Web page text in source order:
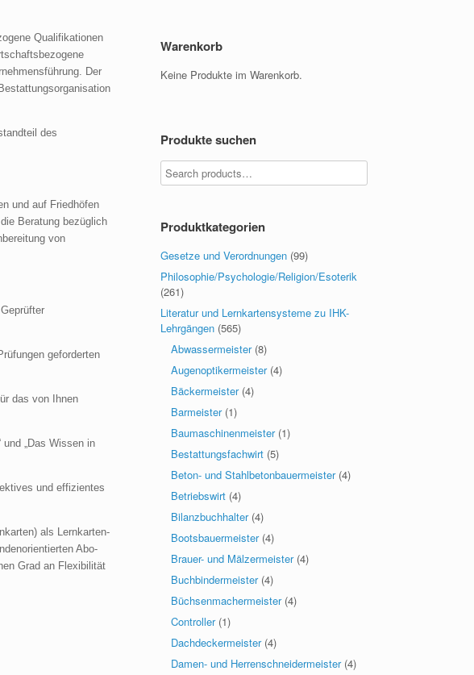
Qualifikationen
Der
des
und auf Friedhöfen
Beratung bezüglich
von
geforderten
das von Ihnen
„Das Wissen in
und effizientes
als Lernkarten-
Abo-
Grad an Flexibilität
Warenkorb
Keine Produkte im Warenkorb.
Produkte suchen
Produktkategorien
Gesetze und Verordnungen (99)
Philosophie/Psychologie/Religion/Esoterik
(261)
Literatur und Lernkartensysteme zu IHK-
Lehrgängen (565)
Abwassermeister (8)
Augenoptikermeister (4)
Bäckermeister (4)
Barmeister (1)
Baumaschinenmeister (1)
Bestattungsfachwirt (5)
Beton- und Stahlbetonbauermeister (4)
Betriebswirt (4)
Bilanzbuchhalter (4)
Bootsbauermeister (4)
Brauer- und Mälzermeister (4)
Buchbindermeister (4)
Büchsenmachermeister (4)
Controller (1)
Dachdeckermeister (4)
Damen- und Herrenschneidermeister (4)